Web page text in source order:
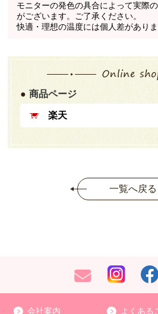
モニターの発色の具合によって実際
がございます。ご了承ください。
快適・理想の温度には個人差がありま
商品ページ
楽天
一覧へ戻る
会社案内 よくある